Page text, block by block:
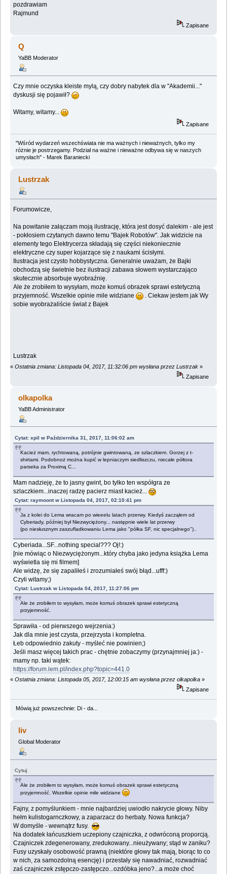
pozdrawiam
Rajmund
Zapisane
Q
YaBB Moderator
Czy mnie oczyska kleiste mylą, czy dobry nabytek dla w "Akademii..."
dyskusji się pojawił?
Witamy, witamy...
Zapisane
"Wśród wydarzeń wszechświata nie ma ważnych i nieważnych, tylko my
różnie je postrzegamy. Podział na ważne i nieważne odbywa się w naszych
umysłach" - Marek Baraniecki
Lustrzak
Forumowicze,
Na powitanie załączam moją ilustrację, która jest dosyć dalekim - ale jest
- pokłosiem czytanych dawno temu "Bajek Robotów". Jak widzicie na
elementy tego Elektrycerza składają się części niekoniecznie
elektryczne czy super kojarzące się z naukami ścisłymi.
Ilustracja jest czysto hobbystyczna. Generalnie uważam, że Bajki
obchodzą się świetnie bez ilustracji zabawa słowem wystarczająco
skutecznie absorbuje wyobraźnię.
Ale że zrobiłem to wysyłam, może komuś obrazek sprawi estetyczną
przyjemność. Wszelkie opinie mile widziane
. Ciekaw jestem jak Wy
sobie wyobrażaliście świat z Bajek
Lustrzak
« Ostatnia zmiana: Listopada 04, 2017, 11:32:06 pm wysłana przez Lustrzak »
Zapisane
olkapolka
YaBB Administrator
Cytat: xpil w Października 31, 2017, 11:06:02 am
Kacież mam, rychtowaną, potrójnie gwintowaną, ze szlaczkiem. Gorzej z t-
shirtami. Podobnoż można kupić w lepniaczym siedliszczu, niecałe półtora
parseka za Proximą C...
Mam nadzieję, że to jasny gwint, bo tylko ten współgra ze
szlaczkiem...inaczej radzę pacierz miast kacież...
Cytat: raymoont w Listopada 04, 2017, 02:10:41 pm
Ja z kolei do Lema wracam po wieeelu latach przerwy. Kiedyś zacząłem od
Cyberiady, później był Niezwyciężony... następnie wiele lat przerwy
(po niesłusznym zaszufladkowaniu Lema jako "półka SF, nic specjalnego")..
Cyberiada...SF...nothing special??? Oj!:)
[nie mówiąc o Niezwyciężonym...który chyba jako jedyna książka Lema
wyświetla się mi filmem]
Ale widzę, że się zapaliłeś i zrozumiałeś swój błąd...ufff:)
Czyli witamy;)
Cytat: Lustrzak w Listopada 04, 2017, 11:27:06 pm
Ale że zrobiłem to wysyłam, może komuś obrazek sprawi estetyczną
przyjemność.
Sprawiła - od pierwszego wejrzenia:)
Jak dla mnie jest czysta, przejrzysta i kompletna.
Łeb odpowiednio zakuty - myśleć nie powinien;)
Jeśli masz więcej takich prac - chętnie zobaczymy (przynajmniej ja:) -
mamy np. taki wątek:
https://forum.lem.pl/index.php?topic=441.0
« Ostatnia zmiana: Listopada 05, 2017, 12:00:15 am wysłana przez olkapolka »
Zapisane
Mówią już powszechnie: Di - da...
liv
Global Moderator
Cytuj
Ale że zrobiłem to wysyłam, może komuś obrazek sprawi estetyczną
przyjemność. Wszelkie opinie mile widziane
Fajny, z pomyślunkiem - mnie najbardziej uwiodło nakrycie głowy. Niby
hełm kulistogarnczkowy, a zaparzacz do herbaty. Nowa funkcja?
W domyśle - wewnątrz fusy.
Na dodatek łańcuszkiem uczepiony czajniczka, z odwróconą proporcją.
Czajniczek zdegenerowany, zredukowany...nieużywany; stąd w zaniku?
Fusy uzyskały osobowość prawną (niektóre głowy tak mają, biorąc to co
w nich, za samozdolną esencję) i przestały się nawadniać, rozwadniać
zaś czajniczek zstępczo-zastępczo...ozdóbka jeno?...a może choć